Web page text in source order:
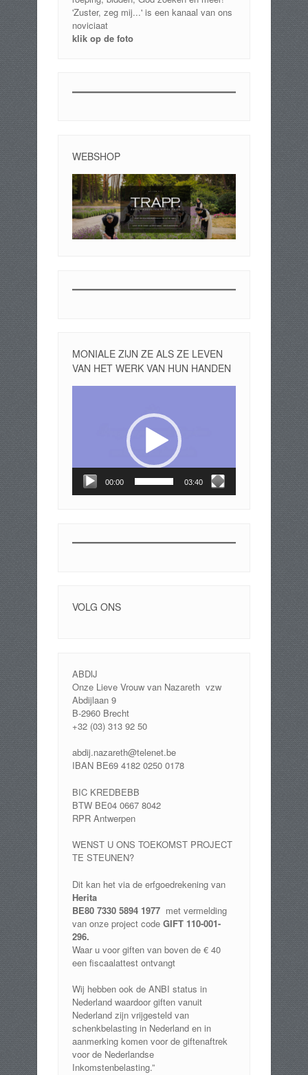
'Zuster, zeg mij...' is een kanaal van ons
noviciaat
klik op de foto
WEBSHOP
MONIALE ZIJN ZE ALS ZE LEVEN
VAN HET WERK VAN HUN HANDEN
00:00 03:40
VOLG ONS
ABDIJ
Onze Lieve Vrouw van Nazareth vzw
Abdijlaan 9
B-2960 Brecht
+32 (03) 313 92 50
abdij.nazareth@telenet.be
IBAN BE69 4182 0250 0178
BIC KREDBEBB
BTW BE04 0667 8042
RPR Antwerpen
WENST U ONS TOEKOMST PROJECT
TE STEUNEN?
Dit kan het via de erfgoedrekening van
Herita
BE80 7330 5894 1977 met vermelding
van onze project code GIFT 110-001-
296.
Waar u voor giften van boven de € 40
een fiscaalattest ontvangt
Wij hebben ook de ANBI status in
Nederland waardoor giften vanuit
Nederland zijn vrijgesteld van
schenkbelasting in Nederland en in
aanmerking komen voor de giftenaftrek
voor de Nederlandse
Inkomstenbelasting.”